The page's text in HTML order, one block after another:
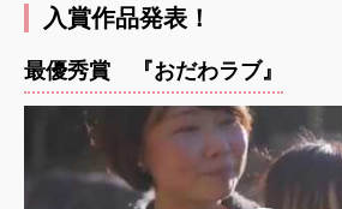
入賞作品発表！
最優秀賞 『おだわラブ』